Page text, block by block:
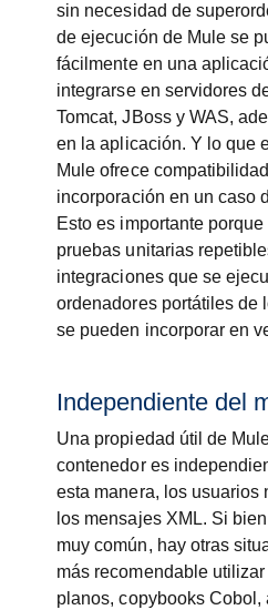
sin necesidad de
de ejecución de Mule se
fácilmente en una
integrarse en servidores
Tomcat, JBoss y WAS,
en la aplicación. Y lo que
Mule ofrece
incorporación en un caso
Esto es importante
pruebas unitarias
integraciones que se
ordenadores portátiles de
se pueden incorporar en
Independiente del
Una propiedad útil de
contenedor es
esta manera, los usuarios
los mensajes XML. Si
muy común, hay otras
más recomendable
planos, copybooks Cobol,